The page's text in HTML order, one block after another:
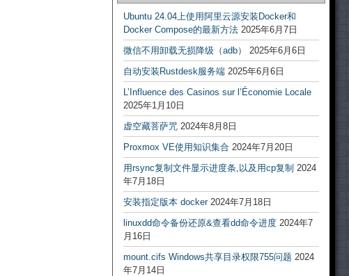
Ubuntu 24.04上使用阿里云源安装Docker和
Docker Compose的最新方法 2025年6月7日
微信不用卸载无损降级（adb）
2025年6月6日
自动安装Rustdesk服务端 2025年6月6日
L’Influence des Casinos sur l’Économie Locale
2025年1月10日
虚空藏菩萨咒 2024年8月8日
Proxmox VE使用知识集合 2024年7月20日
用rsync复制文件显示进度条,以及用cp复制 2024
年7月18日
安装指定版本 docker 2024年7月18日
linuxdd命令备份还原&查看dd命令进度 2024年7
月16日
mount.cifs Windows共享目录权限755问题 2024
年7月14日